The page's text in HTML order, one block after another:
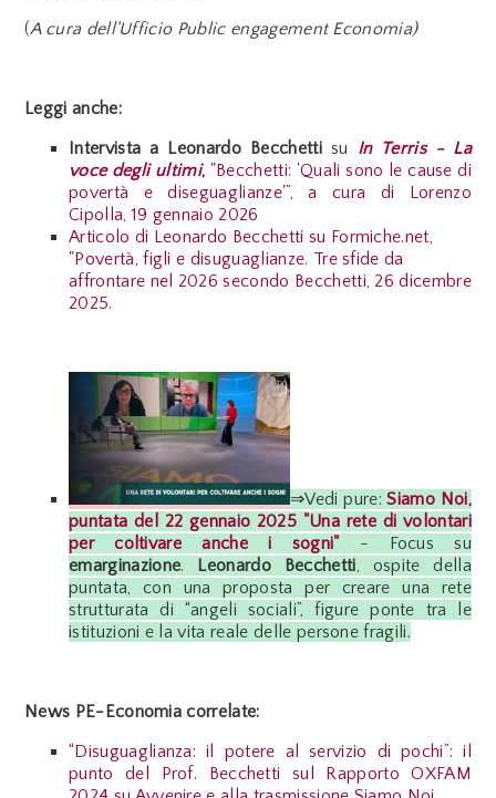
(A cura dell'Ufficio Public engagement Economia)
Leggi anche:
Intervista a Leonardo Becchetti su In Terris - La
voce degli ultimi, "Becchetti: 'Quali sono le cause di
povertà e diseguaglianze'”, a cura di Lorenzo
Cipolla, 19 gennaio 2026
Articolo di Leonardo Becchetti su Formiche.net,
"Povertà, figli e disuguaglianze. Tre sfide da
affrontare nel 2026 secondo Becchetti, 26 dicembre
2025.
⇒Vedi pure:Siamo Noi,
puntata del 22 gennaio 2025 "Una rete di volontari
per coltivare anche i sogni" - Focus su
emarginazione. Leonardo Becchetti, ospite della
puntata, con una proposta per creare una rete
strutturata di “angeli sociali”, figure ponte tra le
istituzioni e la vita reale delle persone fragili.
News PE-Economia correlate:
“Disuguaglianza: il potere al servizio di pochi”: il
punto del Prof. Becchetti sul Rapporto OXFAM